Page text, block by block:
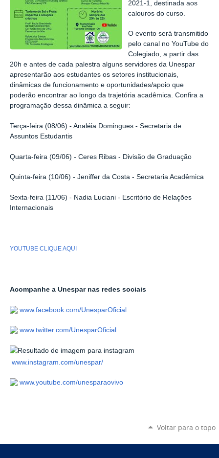
2021-1, destinada aos
calouros do curso.
O evento será transmitido
pelo canal no YouTube do
Colegiado, a partir das
20h e antes de cada palestra alguns servidores da Unespar
apresentarão aos estudantes os setores institucionais,
dinâmicas de funcionamento e oportunidades/apoio que
poderão encontrar ao longo da trajetória acadêmica. Confira a
programação dessa dinâmica a seguir:
Terça-feira (08/06) - Analéia Domingues - Secretaria de
Assuntos Estudantis
Quarta-feira (09/06) - Ceres Ribas - Divisão de Graduação
Quinta-feira (10/06) - Jeniffer da Costa - Secretaria Acadêmica
Sexta-feira (11/06) - Nadia Luciani - Escritório de Relações
Internacionais
YOUTUBE CLIQUE AQUI
Acompanhe a Unespar nas redes sociais
www.facebook.com/UnesparOficial
www.twitter.com/UnesparOficial
www.instagram.com/unespar/
www.youtube.com/unesparaovivo
Voltar para o topo